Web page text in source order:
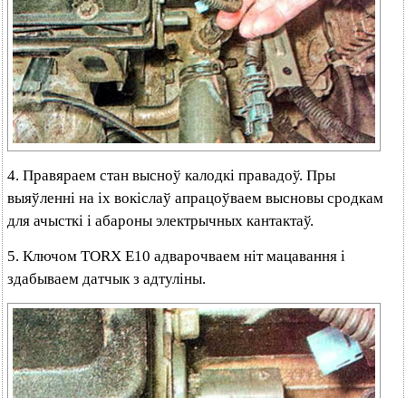
4. Правяраем стан высноў калодкі правадоў. Пры
выяўленні на іх вокіслаў апрацоўваем высновы сродкам
для ачысткі і абароны электрычных кантактаў.
5. Ключом TORX Е10 адварочваем ніт мацавання і
здабываем датчык з адтуліны.